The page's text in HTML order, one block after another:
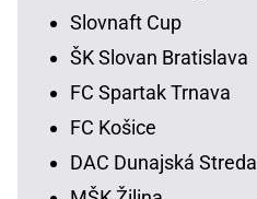
Slovnaft Cup
ŠK Slovan Bratislava
FC Spartak Trnava
FC Košice
DAC Dunajská Streda